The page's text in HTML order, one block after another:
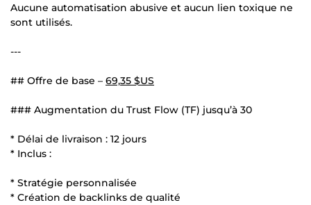
Aucune automatisation abusive et aucun lien toxique ne
sont utilisés.
---
## Offre de base – 69,35 $US
### Augmentation du Trust Flow (TF) jusqu’à 30
* Délai de livraison : 12 jours
* Inclus :
* Stratégie personnalisée
* Création de backlinks de qualité